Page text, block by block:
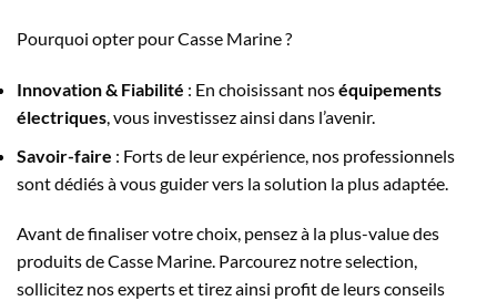
Pourquoi opter pour Casse Marine ?
Innovation & Fiabilité : En choisissant noséquipements
électriques, vous investissez ainsi dans l’avenir.
Savoir-faire : Forts de leur expérience, nos professionnels
sont dédiés à vous guider vers la solution la plus adaptée.
Avant de finaliser votre choix, pensez à la plus-value des
produits de Casse Marine. Parcourez notre selection,
sollicitez nos experts et tirez ainsi profit de leurs conseils